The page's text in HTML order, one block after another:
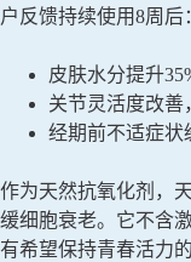
户反馈持续使用8周后
皮肤水分提升
关节灵活度改善
经期前不适症状
作为天然抗氧化剂，
缓细胞衰老。它不含
有希望保持青春活力